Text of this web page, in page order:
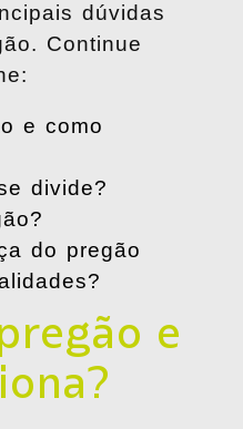
dúvidas
Continue
e como
divide?
do pregão
e